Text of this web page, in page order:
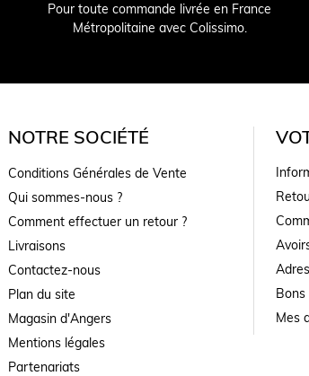
Pour toute commande livrée en France
Métropolitaine avec Colissimo.
NOTRE SOCIÉTÉ
Conditions Générales de Vente
Qui sommes-nous ?
Comment effectuer un retour ?
Livraisons
Contactez-nous
Plan du site
Magasin d'Angers
Mentions légales
Partenariats
Mes